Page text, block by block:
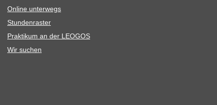
Online unter­wegs
Stun­den­ras­ter
Prak­ti­kum an der LEOGOS
Wir suchen